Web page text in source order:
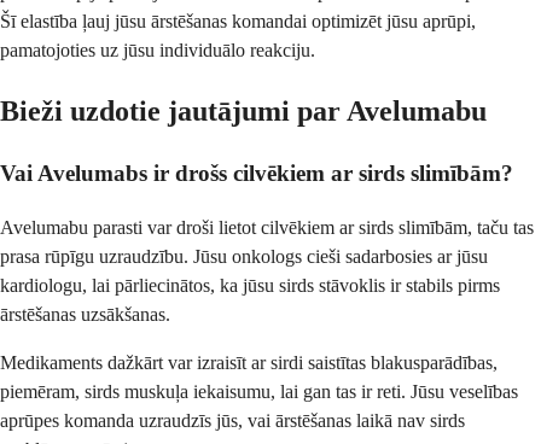
Šī elastība ļauj jūsu ārstēšanas komandai optimizēt jūsu aprūpi,
pamatojoties uz jūsu individuālo reakciju.
Bieži uzdotie jautājumi par Avelumabu
Vai Avelumabs ir drošs cilvēkiem ar sirds slimībām?
Avelumabu parasti var droši lietot cilvēkiem ar sirds slimībām, taču tas
prasa rūpīgu uzraudzību. Jūsu onkologs cieši sadarbosies ar jūsu
kardiologu, lai pārliecinātos, ka jūsu sirds stāvoklis ir stabils pirms
ārstēšanas uzsākšanas.
Medikaments dažkārt var izraisīt ar sirdi saistītas blakusparādības,
piemēram, sirds muskuļa iekaisumu, lai gan tas ir reti. Jūsu veselības
aprūpes komanda uzraudzīs jūs, vai ārstēšanas laikā nav sirds